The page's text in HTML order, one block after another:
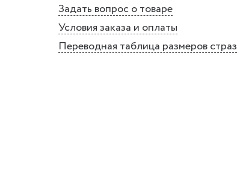
Задать вопрос о товаре
Условия заказа и оплаты
Переводная таблица размеров страз